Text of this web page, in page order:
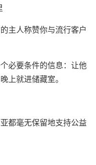
主人称赞你与流行客户
必要条件的信息：让他
上就进储藏室。
都毫无保留地支持公益